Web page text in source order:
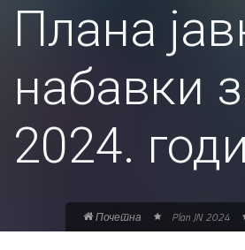
Плана
набавки
2024.
Почетна Plan JN 2024